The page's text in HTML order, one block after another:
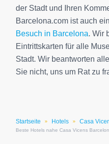
Startseite » Hotels » Casa
Beste Hotels nahe Casa Vicens
der Stadt und Ihren
Barcelona.com ist auch
Besuch in Barcelona. Wir
Eintrittskarten für alle
Stadt. Wir beantworten
Sie nicht, uns um Rat zu